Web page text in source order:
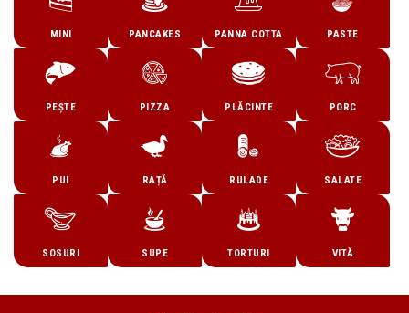
MINI PANCAKES PANNA COTTA PASTE
PEȘTE PIZZA PLĂCINTE PORC
PUI RAȚĂ RULADE SALATE
SOSURI SUPE TORTURI VITĂ